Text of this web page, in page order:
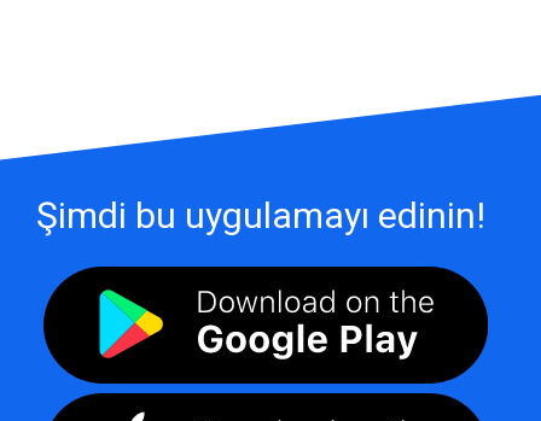
Şimdi bu uygulamayı edinin!